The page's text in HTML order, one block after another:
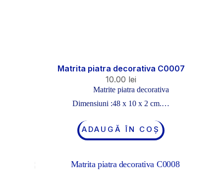
Matrita piatra decorativa C0007
10.00 lei
Matrite piatra decorativa
Dimensiuni :48 x 10 x 2 cm.…
ADAUGĂ ÎN COȘ